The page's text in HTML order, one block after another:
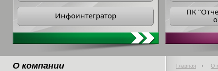
Инфоинтегратор
ПK
О компании Главная О